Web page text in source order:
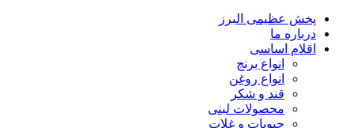
پخش عظیمی البرز
درباره ما
اقلام اساسی
انواع برنج
انواع روغن
قند و شکر
محصولات لبنی
حبوبات و غلات